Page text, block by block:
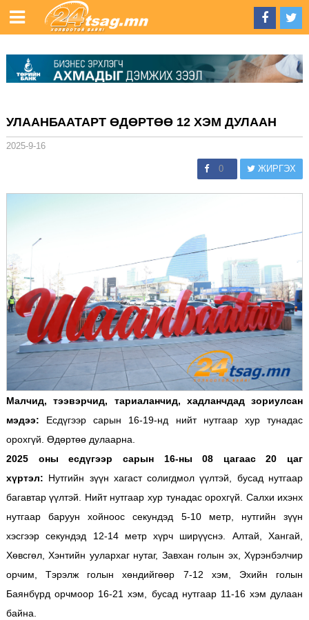
УЛААНБААТАРТ ӨДӨРТӨӨ 12 ХЭМ ДУЛААН
2025-9-16
0 ЖИРГЭХ
Малчид, тээвэрчид, тариаланчид, хадланчдад зориулсан
мэдээ: Есдүгээр сарын 16-19-нд нийт нутгаар хур тунадас
орохгүй. Өдөртөө дулаарна.
2025 оны есдүгээр сарын 16-ны 08 цагаас 20 цаг
хүртэл: Нутгийн зүүн хагаст солигдмол үүлтэй, бусад нутгаар
багавтар үүлтэй. Нийт нутгаар хур тунадас орохгүй. Салхи ихэнх
нутгаар баруун хойноос секундэд 5-10 метр, нутгийн зүүн
хэсгээр секундэд 12-14 метр хүрч ширүүснэ. Алтай, Хангай,
Хөвсгөл, Хэнтийн уулархаг нутаг, Завхан голын эх, Хүрэнбэлчир
орчим, Тэрэлж голын хөндийгөөр 7-12 хэм, Эхийн голын
Баянбүрд орчмоор 16-21 хэм, бусад нутгаар 11-16 хэм дулаан
байна.